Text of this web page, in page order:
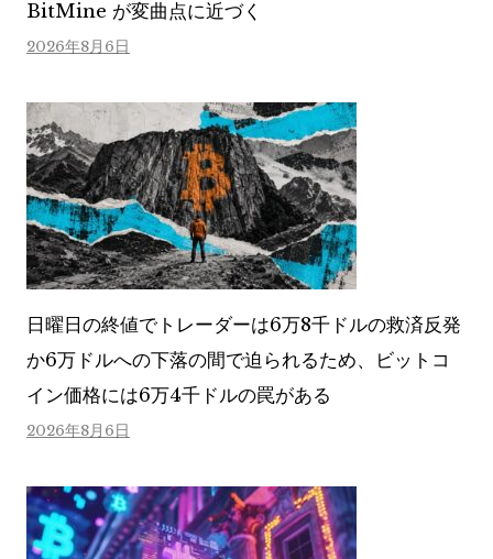
BitMine が変曲点に近づく
2026年8月6日
日曜日の終値でトレーダーは6万8千ドルの救済反発
か6万ドルへの下落の間で迫られるため、ビットコ
イン価格には6万4千ドルの罠がある
2026年8月6日